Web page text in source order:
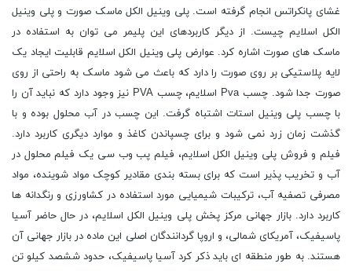
غشای پانکراتس انجام گرفته است. پلی وینیل الکل ماسک صورت و پلی وینیل
الکل اسلایم چیست. از دیگر کاربردهای این پلیمر می توان به استفاده در
ماسک های صورت اشاره کرد. عوارض پلی وینیل الکل اسلایم قابلیت ایجاد یک
لایه پلاستیکی بر روی صورت را دارد که باعث می شود ماسک به راحتی از روی
صورت جدا شود. چسب Pva اسلایم، چسب PVA نیز وجود دارد که نباید آن را
با چسب پلی وینیل استات اشتباه گرفت. این چسب در آب محلول بوده و با
گذشت زمان زرد نمی شود و برای چسپاندن کاغذ و موارد دیگری کاربرد دارد.
فیلم و فروش پلی وینیل الکل اسلایم، فیلم پب وب سی یک فیلم محلول در
آب و تخریب پذیر است که برای بسته بندی مقادیر کوچک مواد شوینده، مواد
مصرفی تصفیه آب، ترکیبات شیمیایی مورد استفاده در کشاورزی و رنگدانه ها
کاربرد دارد. بازار جهانی مرکز پخش پلی وینیل الکل اسلایم، در حال حاضر آسیا
پاسیفیک، آمریکای شمالی، و اروپا گردانندگان اصلی این ماده در بازار جهانی آن
هستند. به طور منطقه ای باید ذکر کرد آسیا پاسیفیک، حدود ششصد کیلو تن